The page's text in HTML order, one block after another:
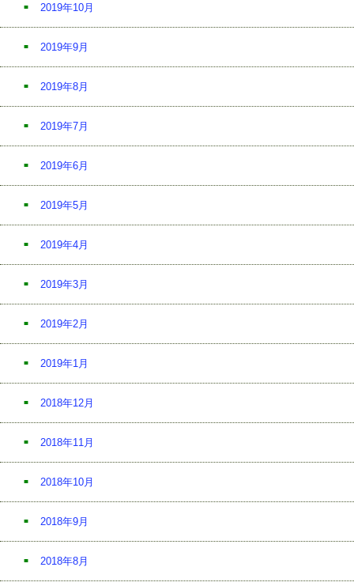
2019年10月
2019年9月
2019年8月
2019年7月
2019年6月
2019年5月
2019年4月
2019年3月
2019年2月
2019年1月
2018年12月
2018年11月
2018年10月
2018年9月
2018年8月